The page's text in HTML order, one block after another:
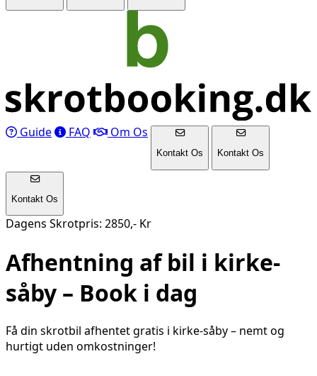
Guide FAQ Om Os
Kontakt Os Kontakt Os
Kontakt Os
Dagens Skrotpris: 2850,- Kr
Afhentning af bil i kirke-
såby – Book i dag
Få din skrotbil afhentet gratis i kirke-såby– nemt og
hurtigt uden omkostninger!